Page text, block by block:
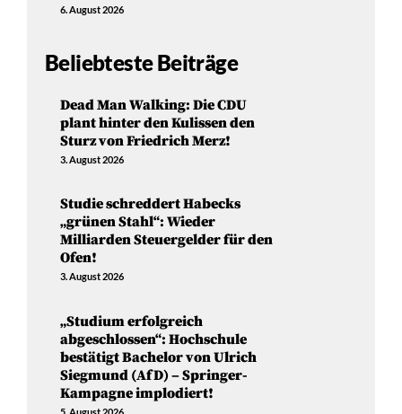
6. August 2026
Beliebteste Beiträge
Dead Man Walking: Die CDU
plant hinter den Kulissen den
Sturz von Friedrich Merz!
3. August 2026
Studie schreddert Habecks
„grünen Stahl“: Wieder
Milliarden Steuergelder für den
Ofen!
3. August 2026
„Studium erfolgreich
abgeschlossen“: Hochschule
bestätigt Bachelor von Ulrich
Siegmund (AfD) – Springer-
Kampagne implodiert!